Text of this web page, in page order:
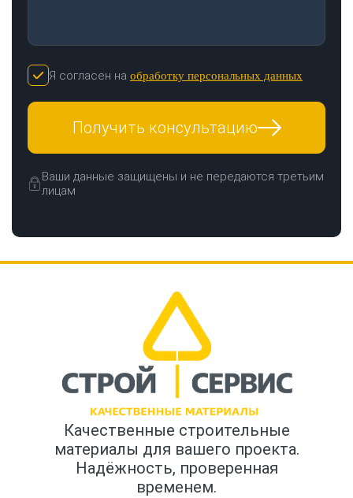
Я согласен на обработку персональных данных
Получить консультацию
Ваши данные защищены и не передаются третьим
лицам
Качественные строительные
материалы для вашего проекта.
Надёжность, проверенная
временем.